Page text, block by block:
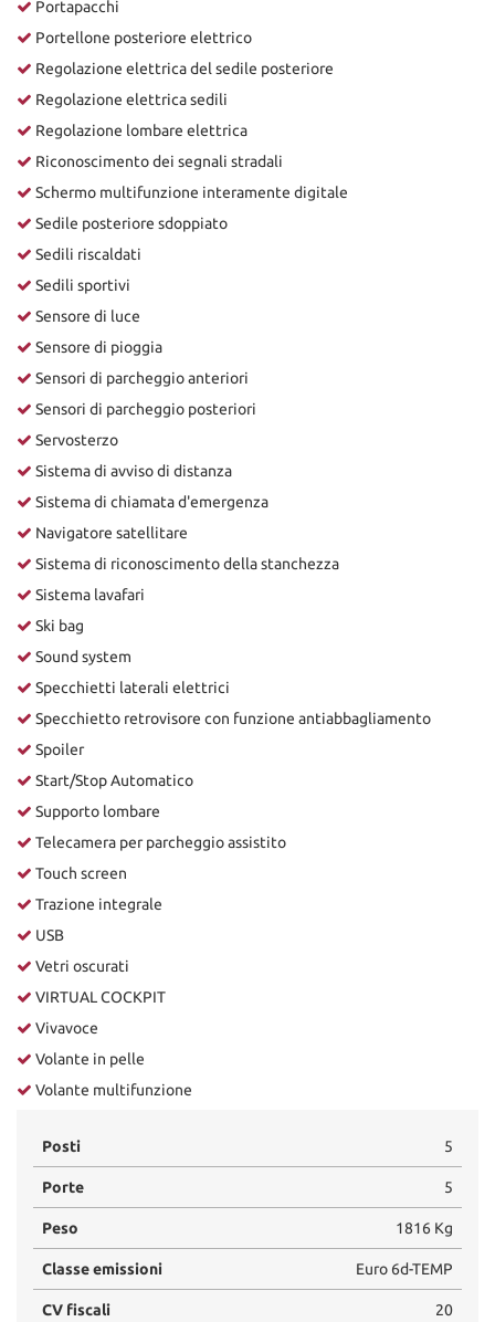
Portapacchi
Portellone posteriore elettrico
Regolazione elettrica del sedile posteriore
Regolazione elettrica sedili
Regolazione lombare elettrica
Riconoscimento dei segnali stradali
Schermo multifunzione interamente digitale
Sedile posteriore sdoppiato
Sedili riscaldati
Sedili sportivi
Sensore di luce
Sensore di pioggia
Sensori di parcheggio anteriori
Sensori di parcheggio posteriori
Servosterzo
Sistema di avviso di distanza
Sistema di chiamata d'emergenza
Navigatore satellitare
Sistema di riconoscimento della stanchezza
Sistema lavafari
Ski bag
Sound system
Specchietti laterali elettrici
Specchietto retrovisore con funzione antiabbagliamento
Spoiler
Start/Stop Automatico
Supporto lombare
Telecamera per parcheggio assistito
Touch screen
Trazione integrale
USB
Vetri oscurati
VIRTUAL COCKPIT
Vivavoce
Volante in pelle
Volante multifunzione
Posti 5
Porte 5
Peso 1816 Kg
Classe emissioni Euro 6d-TEMP
CV fiscali 20